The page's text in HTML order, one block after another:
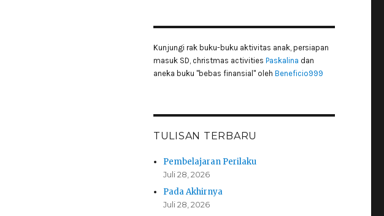
Kunjungi rak buku-buku aktivitas anak, persiapan
masuk SD, christmas activities Paskalina dan
aneka buku "bebas finansial" oleh Beneficio999
TULISAN TERBARU
Pembelajaran Perilaku
Juli 28, 2026
Pada Akhirnya
Juli 28, 2026